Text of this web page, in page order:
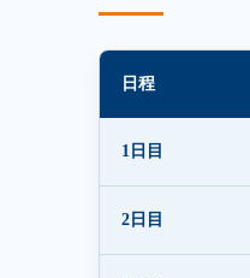
日程
1日目
2日目